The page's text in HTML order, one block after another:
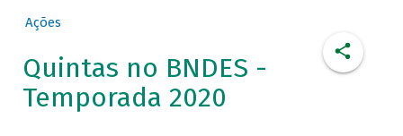
Ações
Quintas no BNDES -
Temporada 2020